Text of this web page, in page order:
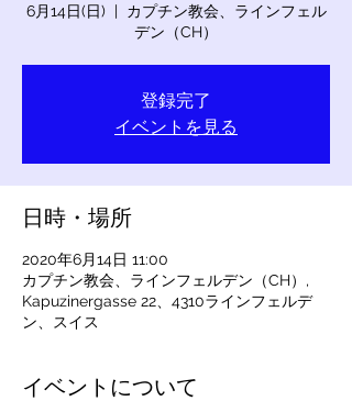
6月14日(日)
  |
カプチン教会、ラインフェル
デン（CH）
登録完了
イベントを見る
日時・場所
2020年6月14日 11:00
カプチン教会、ラインフェルデン（CH）,
Kapuzinergasse 22、4310ラインフェルデ
ン、スイス
イベントについて